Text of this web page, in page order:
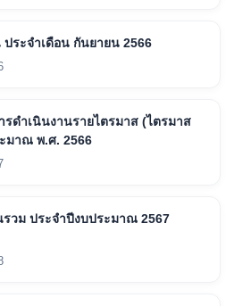
ประจำเดือน กันยายน 2566
รดำเนินงานรายไตรมาส (ไตรมาส
มาณ พ.ศ. 2566
รวม ประจำปีงบประมาณ 2567